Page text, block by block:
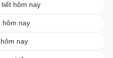
hôm nay
hôm nay
nay